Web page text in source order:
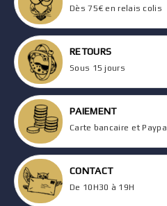
Dès 75€ en relais colis
RETOURS
Sous 15 jours
PAIEMENT
Carte bancaire et Paypal
CONTACT
De 10H30 à 19H